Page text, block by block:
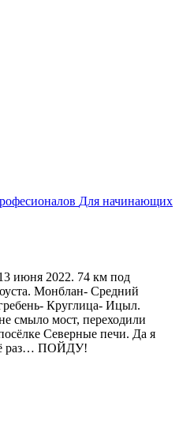
Для начинающих
июня 2022. 74 км под
Монблан- Средний
Круглица- Ицыл.
смыло мост, переходили
Северные печи. Да я
раз… ПОЙДУ!